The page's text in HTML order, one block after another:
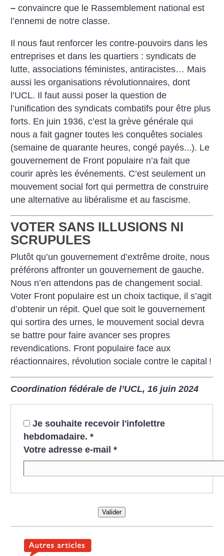
– convaincre que le Rassemblement national est
l’ennemi de notre classe.
Il nous faut renforcer les contre-pouvoirs dans les
entreprises et dans les quartiers : syndicats de
lutte, associations féministes, antiracistes… Mais
aussi les organisations révolutionnaires, dont
l’UCL. Il faut aussi poser la question de
l’unification des syndicats combatifs pour être plus
forts. En juin 1936, c’est la grève générale qui
nous a fait gagner toutes les conquêtes sociales
(semaine de quarante heures, congé payés...). Le
gouvernement de Front populaire n’a fait que
courir après les événements. C’est seulement un
mouvement social fort qui permettra de construire
une alternative au libéralisme et au fascisme.
VOTER SANS ILLUSIONS NI
SCRUPULES
Plutôt qu’un gouvernement d’extrême droite, nous
préférons affronter un gouvernement de gauche.
Nous n’en attendons pas de changement social.
Voter Front populaire est un choix tactique, il s’agit
d’obtenir un répit. Quel que soit le gouvernement
qui sortira des urnes, le mouvement social devra
se battre pour faire avancer ses propres
revendications. Front populaire face aux
réactionnaires, révolution sociale contre le capital !
Coordination fédérale de l’UCL, 16 juin 2024
Je souhaite recevoir l'infolettre
hebdomadaire. *
Votre adresse e-mail *
Valider